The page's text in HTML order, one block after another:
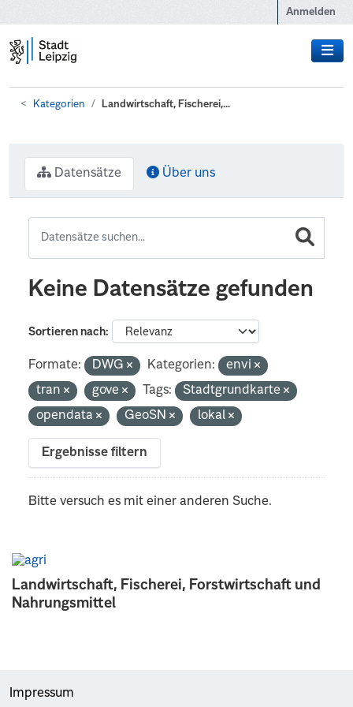
Anmelden
Kategorien Landwirtschaft, Fischerei,...
Landwirtschaft, Fischerei, Forstwirtschaft und
Nahrungsmittel
Datensätze Über uns
Keine Datensätze gefunden
Sortieren nach
Formate: DWG Kategorien:
envi
tran
gove Tags:
Stadtgrundkarte
opendata
GeoSN lokal
Ergebnisse filtern
Bitte versuch es mit einer anderen Suche.
Impressum